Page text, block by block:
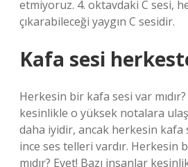
etmiyoruz. 4. oktavdaki C sesi,
çıkarabileceği yaygın C sesidir.
Kafa sesi
Herkesin bir kafa sesi var
kesinlikle o yüksek notalara
daha iyidir, ancak herkesin kafa
ince ses telleri vardır. Herkesin
mıdır? Evet! Bazı insanlar